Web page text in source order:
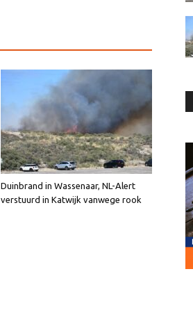
Duinbrand in Wassenaar, NL-Alert
verstuurd in Katwijk vanwege rook